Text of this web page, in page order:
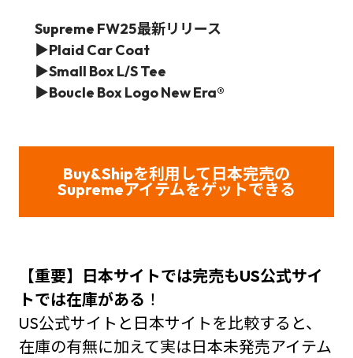
Supreme FW25最新リリース
▶Plaid Car Coat
▶Small Box L/S Tee
▶Boucle Box Logo New Era®
Buy&Shipを利用して日本完売の
Supremeアイテムをゲットできる
【重要】日本サイトでは完売もUS公式サイ
トでは在庫がある ！
US公式サイトと日本サイトを比較すると、
在庫の有無に加えて実は日本未発売アイテム